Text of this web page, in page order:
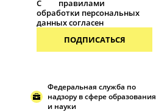
С
правилами
обработки персональных
данных согласен
ПОДПИСАТЬСЯ
Федеральная служба по
надзору в сфере образования
и науки